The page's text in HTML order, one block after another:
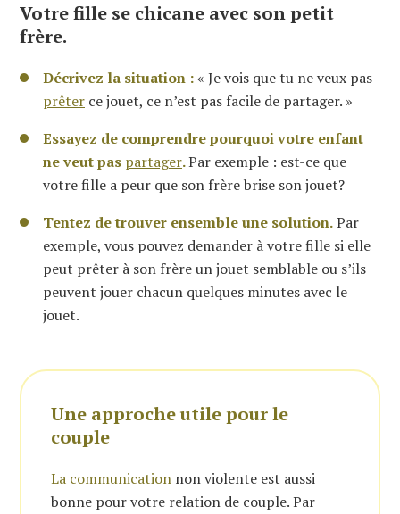
Votre fille se chicane avec son petit
frère.
Décrivez la situation :« Je vois que tu ne veux pas
prêter ce jouet, ce n’est pas facile de partager. »
Essayez de comprendre pourquoi votre enfant
ne veut pas partager.Par exemple : est-ce que
votre fille a peur que son frère brise son jouet?
Tentez de trouver ensemble une solution.Par
exemple, vous pouvez demander à votre fille si elle
peut prêter à son frère un jouet semblable ou s’ils
peuvent jouer chacun quelques minutes avec le
jouet.
Une approche utile pour le
couple
La communication non violente est aussi
bonne pour votre relation de couple. Par